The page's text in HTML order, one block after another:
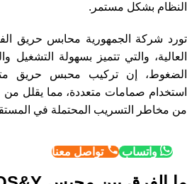
النظام بشكل مستمر.
تورد شركة الجمهورية محابس حريق
العالية، والتي تتميز بسهولة
الضغوط، إن تركيب محبس حريق
استخدام صمامات متعددة، مما يقلل
من مخاطر التسريب المحتملة في
واتساب تواصل معنا